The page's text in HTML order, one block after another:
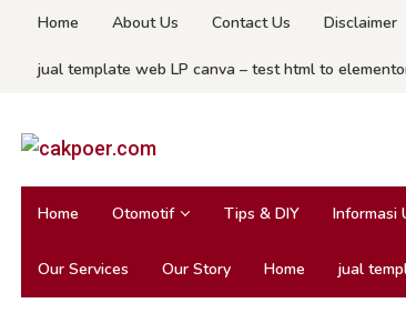
content
Home About Us Contact Us Disclaimer
jual template web LP canva – test html to
Home Otomotif Tips & DIY Informasi
Our Services Our Story Home jual